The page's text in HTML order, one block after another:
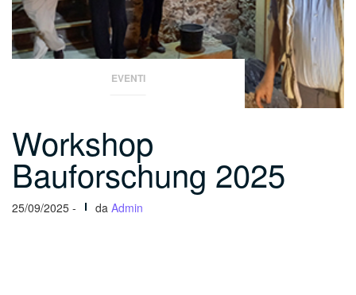
EVENTI
Workshop
Bauforschung 2025
25/09/2025 - da Admin